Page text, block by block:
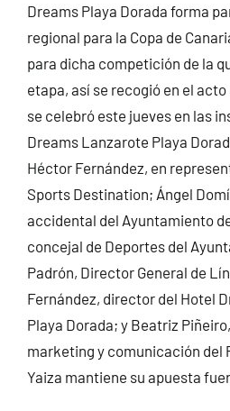
Dreams Playa Dorada forma
regional para la Copa de
para dicha competición de la
etapa, así se recogió en el
se celebró este jueves en las
Dreams Lanzarote Playa
Héctor Fernández, en
Sports Destination; Ángel
accidental del Ayuntamiento
concejal de Deportes del
Padrón, Director General de
Fernández, director del Hotel
Playa Dorada; y Beatriz
marketing y comunicación del
Yaiza mantiene su apuesta